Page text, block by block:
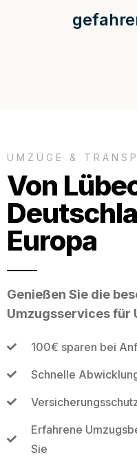
UMZÜGE &
Von
Europa
Genießen Sie die
Umzugsservices für
100€ sparen bei
Schnelle
Erfahrene
Sie